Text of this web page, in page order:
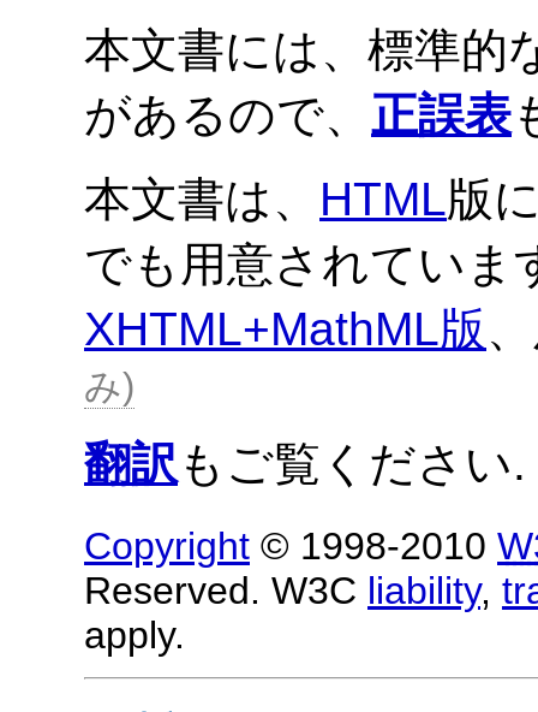
本文書には、標準的
があるので、 正誤表
本文書は、 HTML版
でも用意されていま
XHTML+MathML版
み
翻訳 もご覧ください.
Copyright © 1998-2010
Reserved. W3C liability,
apply.